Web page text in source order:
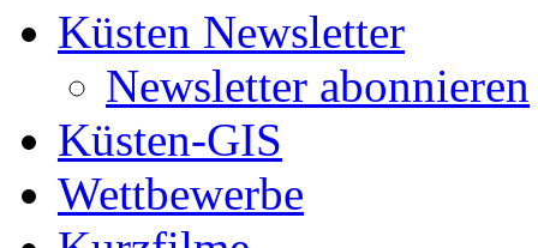
Küsten Newsletter
Newsletter abonnieren
Küsten-GIS
Wettbewerbe